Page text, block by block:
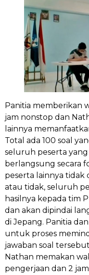
Panitia memberikan
jam nonstop dan
lainnya
Total ada 100 soal
seluruh peserta
berlangsung secara
peserta lainnya tidak
atau tidak, seluruh
hasilnya kepada tim
dan akan dipindai
di Jepang. Panitia
untuk proses
jawaban soal
Nathan memakan
pengerjaan dan 2